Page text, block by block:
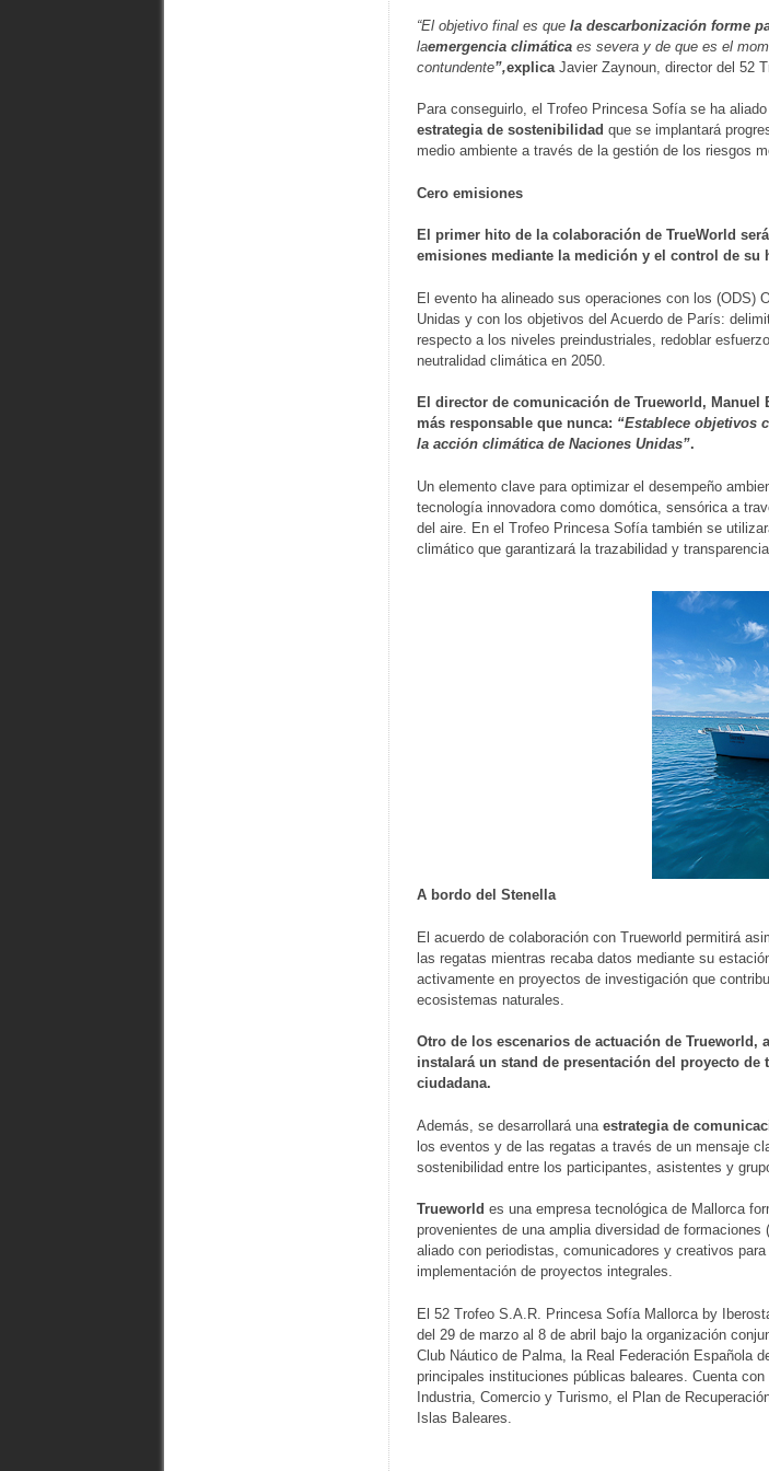
“El objetivo final es que la descarbonización forme
laemergencia climática es severa y de que es el
contundente”,explica Javier Zaynoun, director del 52
Para conseguirlo, el Trofeo Princesa Sofía se ha
estrategia de sostenibilidad que se implantará
medio ambiente a través de la gestión de los riesgos
Cero emisiones
El primer hito de la colaboración de TrueWorld
emisiones mediante la medición y el control de su
El evento ha alineado sus operaciones con los (ODS)
Unidas y con los objetivos del Acuerdo de París:
respecto a los niveles preindustriales, redoblar
neutralidad climática en 2050.
El director de comunicación de Trueworld, Manuel
más responsable que nunca: “Establece objetivos
la acción climática de Naciones Unidas”.
Un elemento clave para optimizar el desempeño
tecnología innovadora como domótica, sensórica a
del aire. En el Trofeo Princesa Sofía también se
climático que garantizará la trazabilidad y
A bordo del Stenella
El acuerdo de colaboración con Trueworld permitirá
las regatas mientras recaba datos mediante su
activamente en proyectos de investigación que
ecosistemas naturales.
Otro de los escenarios de actuación de Trueworld,
instalará un stand de presentación del proyecto de
ciudadana.
Además, se desarrollará una estrategia de
los eventos y de las regatas a través de un mensaje
sostenibilidad entre los participantes, asistentes y
Trueworld es una empresa tecnológica de Mallorca
provenientes de una amplia diversidad de
aliado con periodistas, comunicadores y creativos
implementación de proyectos integrales.
El 52 Trofeo S.A.R. Princesa Sofía Mallorca by
del 29 de marzo al 8 de abril bajo la organización
Club Náutico de Palma, la Real Federación Española
principales instituciones públicas baleares. Cuenta
Industria, Comercio y Turismo, el Plan de
Islas Baleares.